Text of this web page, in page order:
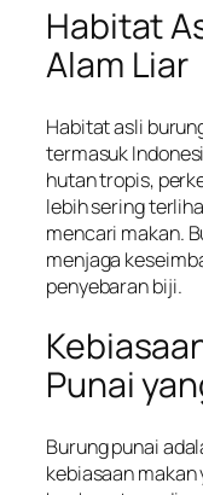
Habitat
Alam Liar
Habitat asli
termasuk
hutan tropis,
lebih sering
mencari makan.
menjaga
penyebaran biji.
Punai
Burung punai
kebiasaan